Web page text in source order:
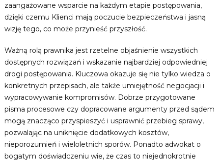
zaangażowane wsparcie na każdym etapie postępowania,
dzięki czemu Klienci mają poczucie bezpieczeństwa i jasną
wizję tego, co może przynieść przyszłość.
Ważną rolą prawnika jest rzetelne objaśnienie wszystkich
dostępnych rozwiązań i wskazanie najbardziej odpowiedniej
drogi postępowania. Kluczowa okazuje się nie tylko wiedza o
konkretnych przepisach, ale także umiejętność negocjacji i
wypracowywanie kompromisów. Dobrze przygotowane
pisma procesowe czy dopracowane argumenty przed sądem
mogą znacząco przyspieszyć i usprawnić przebieg sprawy,
pozwalając na uniknięcie dodatkowych kosztów,
nieporozumień i wieloletnich sporów. Ponadto adwokat o
bogatym doświadczeniu wie, że czas to niejednokrotnie